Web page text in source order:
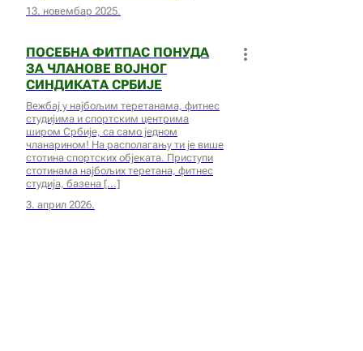
13. новембар 2025.
ПОСЕБНА ФИТПАС ПОНУДА
ЗА ЧЛАНОВЕ ВОЈНОГ
СИНДИКАТА СРБИЈЕ
Вежбај у најбољим теретанама, фитнес
студијима и спортским центрима
широм Србије, са само једном
чланарином! На располагању ти је више
стотина спортских објеката. Приступи
стотинама најбољих теретана, фитнес
студија, базена
3. април 2026.